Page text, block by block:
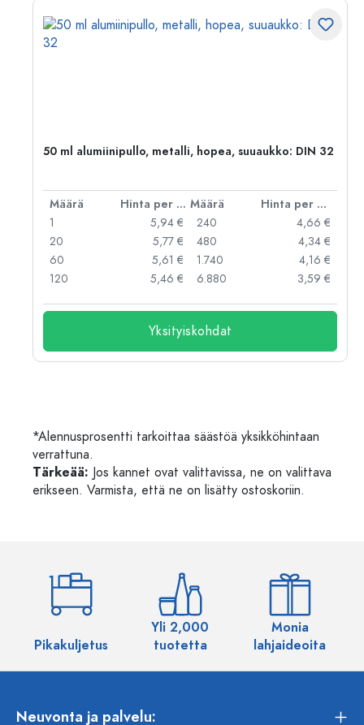
50 ml alumiinipullo, metalli, hopea, suuaukko: DIN 32
Määrä Hinta per kpl Määrä
Hinta per kpl
1
5,94 €
20
5,77 €
60
5,61 €
120
5,46 €
240
4,66 €
480
4,34 €
1.740
4,16 €
6.880
3,59 €
Yksityiskohdat
*Alennusprosentti tarkoittaa säästöä yksikköhintaan
verrattuna.
Tärkeää: Jos kannet ovat valittavissa, ne on valittava
erikseen. Varmista, että ne on lisätty ostoskoriin.
Pikakuljetus
Yli 2,000
tuotetta
Monia
lahjaideoita
Neuvonta ja palvelu: